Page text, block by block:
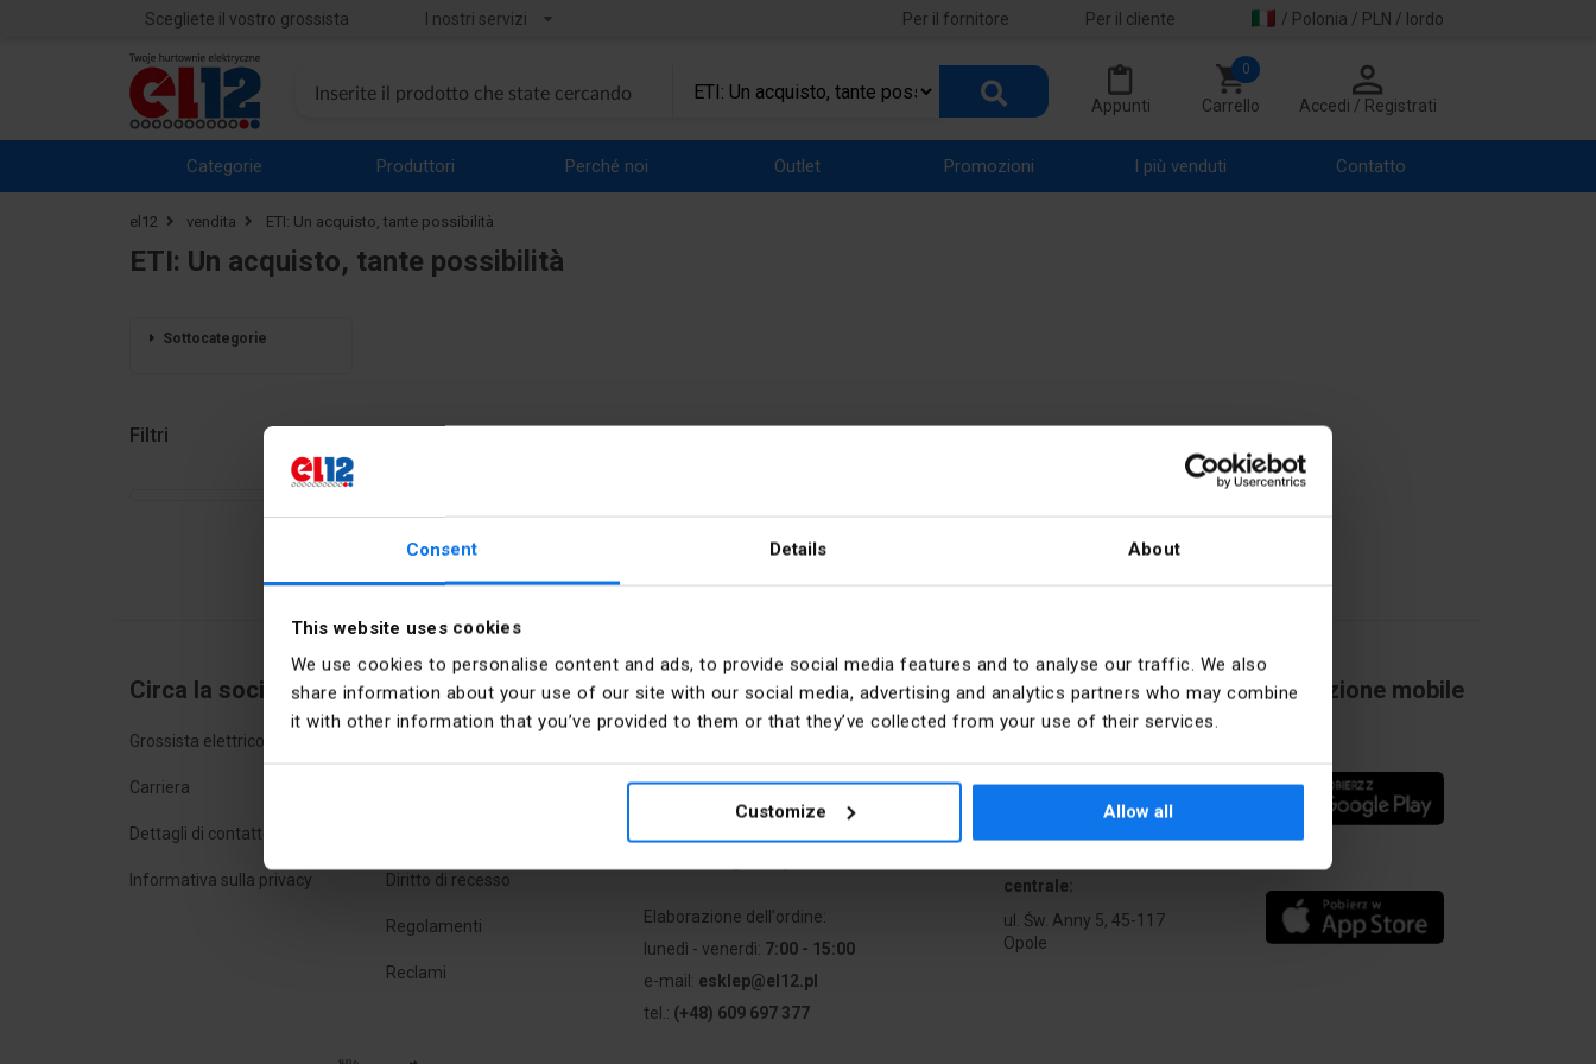
Consent Details About
This website uses cookies
We use cookies to personalise content and ads, to provide social media features and to analyse our traffic. We also
share information about your use of our site with our social media, advertising and analytics partners who may combine
it with other information that you’ve provided to them or that they’ve collected from your use of their services.
Customize Allow all
Scegliete il vostro grossista I nostri servizi Per il fornitore Per il cliente / Polonia / PLN / lordo
Appunti Carrello
0
Accedi / Registrati
Categorie Produttori Perché noi Outlet Promozioni I più venduti Contatto
el12 vendita ETI: Un acquisto, tante possibilità
ETI: Un acquisto, tante possibilità
Sottocategorie
Filtri
Circa la società
Grossista elettrico
Carriera
Dettagli di contatto
Informativa sulla privacy
Acquisti online
Diritto di recesso
Regolamenti
Reclami
Contatto
Elaborazione dell'ordine:
lunedì - venerdì: 7:00 - 15:00
e-mail: esklep@el12.pl
tel.: (+48) 609 697 377
centrale:
ul. Św. Anny 5, 45-117
Opole
Applicazione mobile